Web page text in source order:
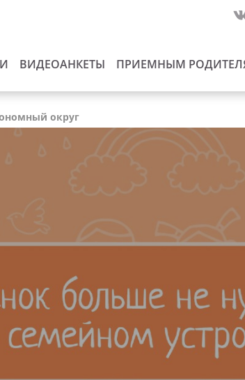
ВИДЕОАНКЕТЫ ПРИЕМНЫМ
округ